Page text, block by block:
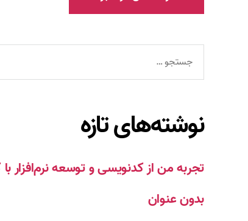
جستجوی
نوشته‌های تازه
تجربه من از کدنویسی و توسعه
بدون عنوان